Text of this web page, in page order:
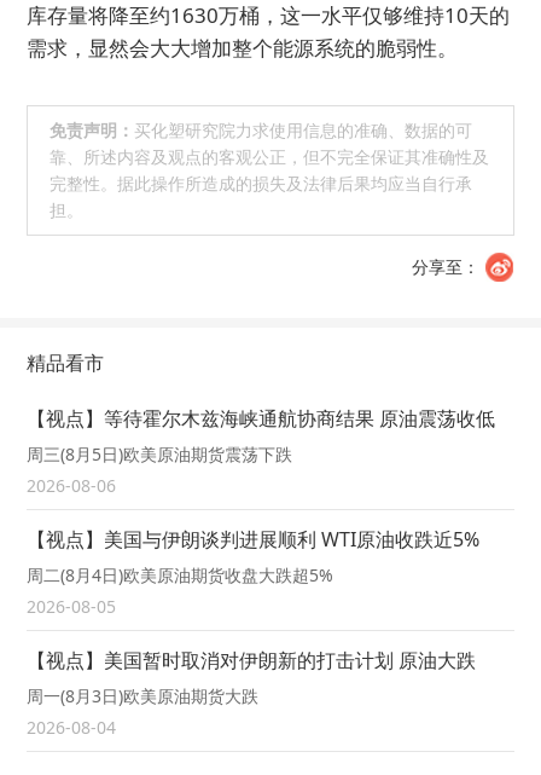
库存量将降至约1630万桶，这一水平仅够维持10天的
需求，显然会大大增加整个能源系统的脆弱性。
免责声明： 买化塑研究院力求使用信息的准确、数据的可
靠、所述内容及观点的客观公正，但不完全保证其准确性及
完整性。据此操作所造成的损失及法律后果均应当自行承
担。
分享至：
精品看市
【视点】等待霍尔木兹海峡通航协商结果 原油震荡收低
周三(8月5日)欧美原油期货震荡下跌
2026-08-06
【视点】美国与伊朗谈判进展顺利 WTI原油收跌近5%
周二(8月4日)欧美原油期货收盘大跌超5%
2026-08-05
【视点】美国暂时取消对伊朗新的打击计划 原油大跌
周一(8月3日)欧美原油期货大跌
2026-08-04